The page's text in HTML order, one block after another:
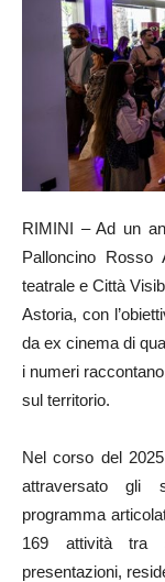
RIMINI – Ad un
Palloncino Rosso
teatrale e Città
Astoria, con
da ex cinema di
i numeri
sul territorio.
Nel corso del
attraversato gli
programma
169 attività tra
presentazioni,